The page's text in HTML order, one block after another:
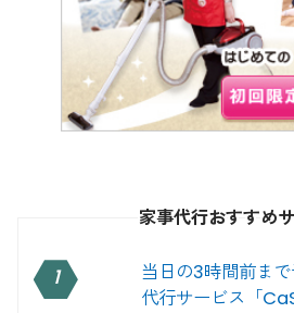
家事代行おすすめ
1
当日の3時間前ま
代行サービス「